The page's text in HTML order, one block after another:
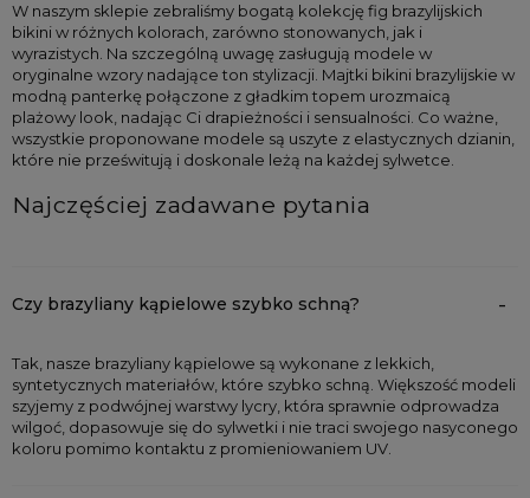
W naszym sklepie zebraliśmy bogatą kolekcję fig brazylijskich
bikini w różnych kolorach, zarówno stonowanych, jak i
wyrazistych. Na szczególną uwagę zasługują modele w
oryginalne wzory nadające ton stylizacji. Majtki bikini brazylijskie w
modną panterkę połączone z gładkim topem urozmaicą
plażowy look, nadając Ci drapieżności i sensualności. Co ważne,
wszystkie proponowane modele są uszyte z elastycznych dzianin,
które nie prześwitują i doskonale leżą na każdej sylwetce.
Najczęściej zadawane pytania
Czy brazyliany kąpielowe szybko schną?
Tak, nasze brazyliany kąpielowe są wykonane z lekkich,
syntetycznych materiałów, które szybko schną. Większość modeli
szyjemy z podwójnej warstwy lycry, która sprawnie odprowadza
wilgoć, dopasowuje się do sylwetki i nie traci swojego nasyconego
koloru pomimo kontaktu z promieniowaniem UV.